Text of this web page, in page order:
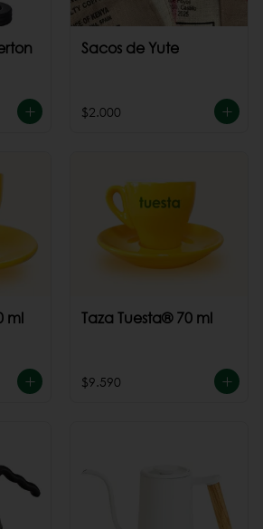
Sacos de Yute
$2.000
ml Taza Tuesta® 70 ml
$9.590